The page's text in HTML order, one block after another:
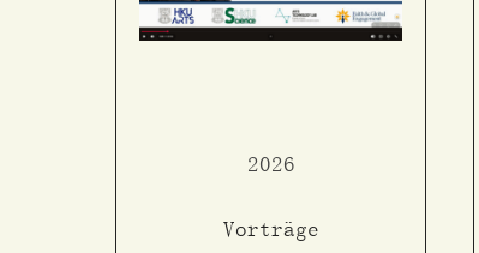
2026
Vorträge